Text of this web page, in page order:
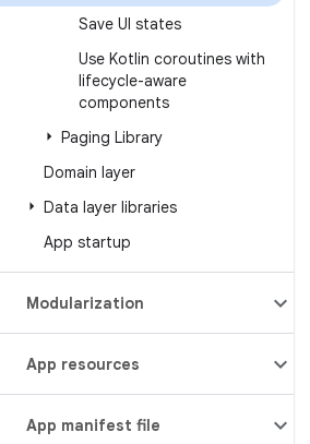
Save UI states
Use Kotlin coroutines with
lifecycle-aware
components
Paging Library
Domain layer
Data layer libraries
App startup
Modularization
App resources
App manifest file